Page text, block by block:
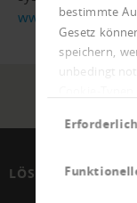
bestimmte
Gesetz
speichern,
unbedingt
LÖSUNGEN